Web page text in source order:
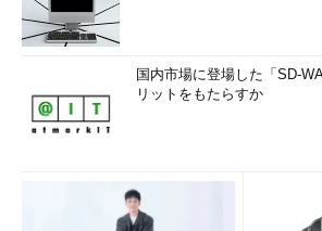
国内市場に登場した「SD-
リットをもたらすか